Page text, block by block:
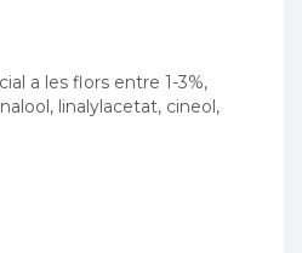
a les flors entre 1-3%,
linalylacetat, cineol,